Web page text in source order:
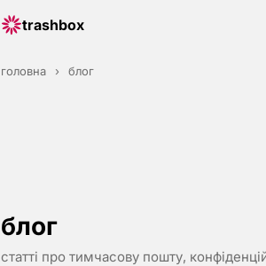
trashbox
головна › блог
блог
статті про тимчасову пошту,